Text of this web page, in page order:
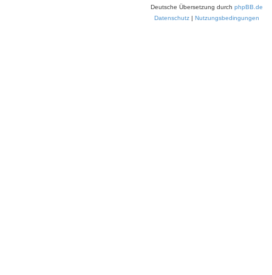
Deutsche Übersetzung durch phpBB.de
Datenschutz | Nutzungsbedingungen